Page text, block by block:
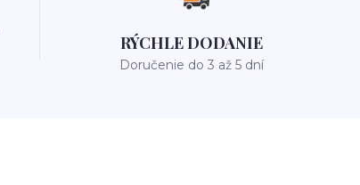
RÝCHLE DODANIE
Doručenie do 3 až 5 dní